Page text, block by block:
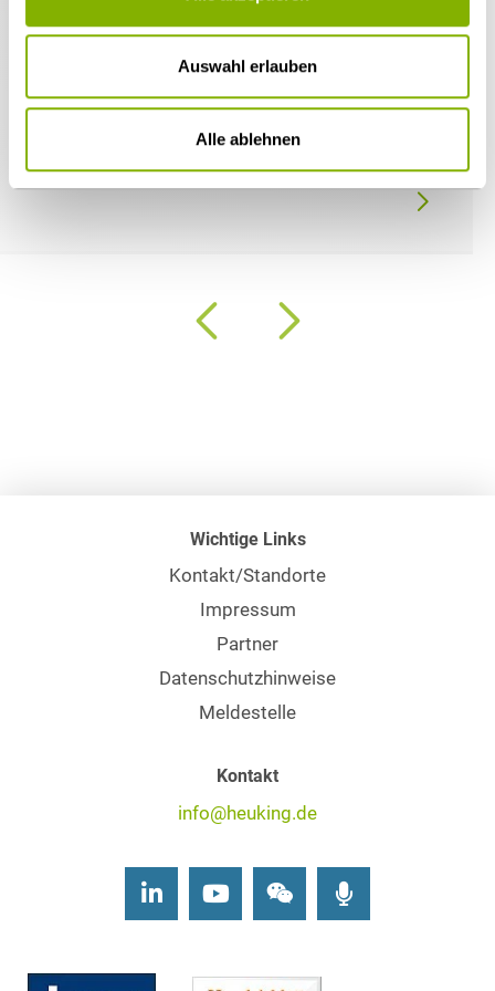
Auswahl erlauben
Alle ablehnen
Deutschland 2020 ausgezeichnet
Wichtige Links
Kontakt/Standorte
Impressum
Partner
Datenschutzhinweise
Meldestelle
Kontakt
info@heuking.de
LinkedInYoutubeWechat